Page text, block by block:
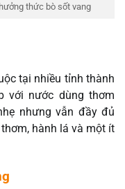
thức bò sốt vang
tại nhiều tỉnh thành
với nước dùng thơm
nhưng vẫn đầy đủ
hành lá và một ít